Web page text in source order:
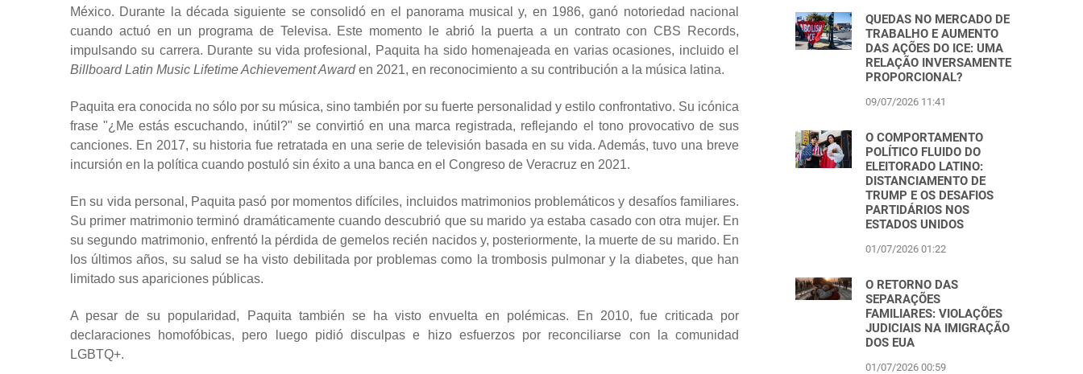
México. Durante la década siguiente se consolidó en el panorama musical y, en 1986, ganó notoriedad nacional
cuando actuó en un programa de Televisa. Este momento le abrió la puerta a un contrato con CBS Records,
impulsando su carrera. Durante su vida profesional, Paquita ha sido homenajeada en varias ocasiones, incluido el
Billboard Latin Music Lifetime Achievement Awarden 2021, en reconocimiento a su contribución a la música latina.
Paquita era conocida no sólo por su música, sino también por su fuerte personalidad y estilo confrontativo. Su icónica
frase "¿Me estás escuchando, inútil?" se convirtió en una marca registrada, reflejando el tono provocativo de sus
canciones. En 2017, su historia fue retratada en una serie de televisión basada en su vida. Además, tuvo una breve
incursión en la política cuando postuló sin éxito a una banca en el Congreso de Veracruz en 2021.
En su vida personal, Paquita pasó por momentos difíciles, incluidos matrimonios problemáticos y desafíos familiares.
Su primer matrimonio terminó dramáticamente cuando descubrió que su marido ya estaba casado con otra mujer. En
su segundo matrimonio, enfrentó la pérdida de gemelos recién nacidos y, posteriormente, la muerte de su marido. En
los últimos años, su salud se ha visto debilitada por problemas como la trombosis pulmonar y la diabetes, que han
limitado sus apariciones públicas.
A pesar de su popularidad, Paquita también se ha visto envuelta en polémicas. En 2010, fue criticada por
declaraciones homofóbicas, pero luego pidió disculpas e hizo esfuerzos por reconciliarse con la comunidad
LGBTQ+.
QUEDAS NO MERCADO DE
TRABALHO E AUMENTO
DAS AÇÕES DO ICE: UMA
RELAÇÃO INVERSAMENTE
PROPORCIONAL?
09/07/2026 11:41
O COMPORTAMENTO
POLÍTICO FLUIDO DO
ELEITORADO LATINO:
DISTANCIAMENTO DE
TRUMP E OS DESAFIOS
PARTIDÁRIOS NOS
ESTADOS UNIDOS
01/07/2026 01:22
O RETORNO DAS
SEPARAÇÕES
FAMILIARES: VIOLAÇÕES
JUDICIAIS NA IMIGRAÇÃO
DOS EUA
01/07/2026 00:59